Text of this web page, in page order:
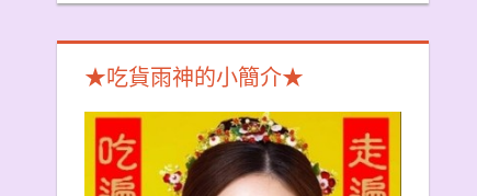
★吃貨雨神的小簡介★